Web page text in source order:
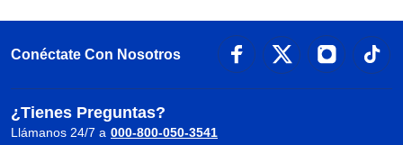
Conéctate Con Nosotros
¿Tienes Preguntas?
Llámanos 24/7 a 000-800-050-3541